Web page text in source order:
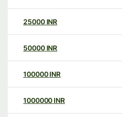
25000 INR
50000 INR
100000 INR
1000000 INR